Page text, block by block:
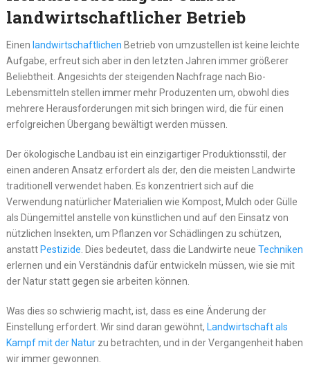
landwirtschaftlicher Betrieb
Einen landwirtschaftlichen Betrieb von umzustellen ist keine leichte
Aufgabe, erfreut sich aber in den letzten Jahren immer größerer
Beliebtheit. Angesichts der steigenden Nachfrage nach Bio-
Lebensmitteln stellen immer mehr Produzenten um, obwohl dies
mehrere Herausforderungen mit sich bringen wird, die für einen
erfolgreichen Übergang bewältigt werden müssen.
Der ökologische Landbau ist ein einzigartiger Produktionsstil, der
einen anderen Ansatz erfordert als der, den die meisten Landwirte
traditionell verwendet haben. Es konzentriert sich auf die
Verwendung natürlicher Materialien wie Kompost, Mulch oder Gülle
als Düngemittel anstelle von künstlichen und auf den Einsatz von
nützlichen Insekten, um Pflanzen vor Schädlingen zu schützen,
anstatt Pestizide. Dies bedeutet, dass die Landwirte neue Techniken
erlernen und ein Verständnis dafür entwickeln müssen, wie sie mit
der Natur statt gegen sie arbeiten können.
Was dies so schwierig macht, ist, dass es eine Änderung der
Einstellung erfordert. Wir sind daran gewöhnt, Landwirtschaft als
Kampf mit der Naturzu betrachten, und in der Vergangenheit haben
wir immer gewonnen.